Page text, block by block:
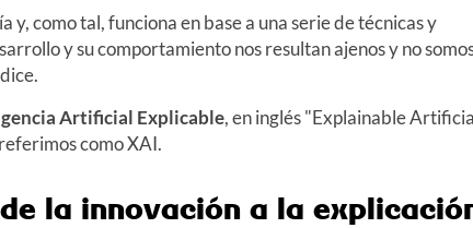
y, como tal, funciona en base a una serie de técnicas y
y su comportamiento nos resultan ajenos y no
Artificial Explicable, en inglés "Explainable
como XAI.
la innovación a la